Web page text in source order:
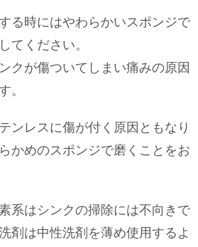
る時にはやわらかいスポンジで
てください。
クが傷ついてしまい痛みの原因
。
ンレスに傷が付く原因ともなり
かめのスポンジで磨くことをお
系はシンクの掃除には不向きで
剤は中性洗剤を薄め使用するよ